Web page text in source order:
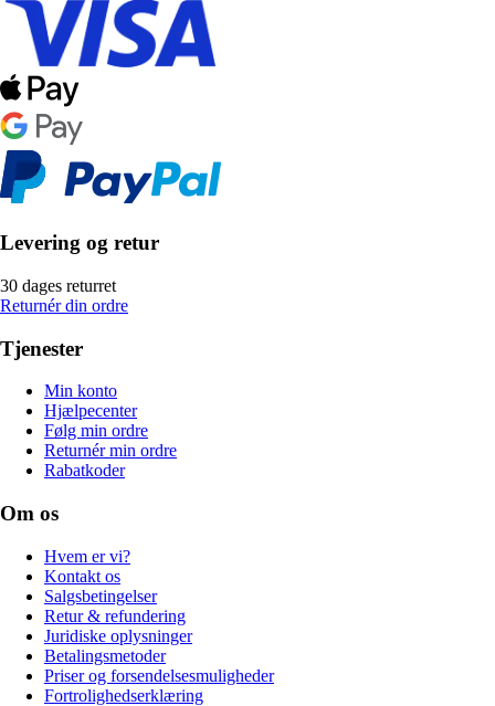
Levering og retur
30 dages returret
Returnér din ordre
Tjenester
Min konto
Hjælpecenter
Følg min ordre
Returnér min ordre
Rabatkoder
Om os
Hvem er vi?
Kontakt os
Salgsbetingelser
Retur & refundering
Juridiske oplysninger
Betalingsmetoder
Priser og forsendelsesmuligheder
Fortrolighedserklæring